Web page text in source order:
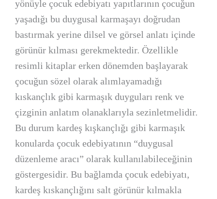
yönüyle çocuk edebiyatı yapıtlarının çocuğun
yaşadığı bu duygusal karmaşayı doğrudan
bastırmak yerine dilsel ve görsel anlatı içinde
görünür kılması gerekmektedir. Özellikle
resimli kitaplar erken dönemden başlayarak
çocuğun sözel olarak alımlayamadığı
kıskançlık gibi karmaşık duyguları renk ve
çizginin anlatım olanaklarıyla sezinletmelidir.
Bu durum kardeş kışkançlığı gibi karmaşık
konularda çocuk edebiyatının “duygusal
düzenleme aracı” olarak kullanılabileceğinin
göstergesidir. Bu bağlamda çocuk edebiyatı,
kardeş kıskançlığını salt görünür kılmakla